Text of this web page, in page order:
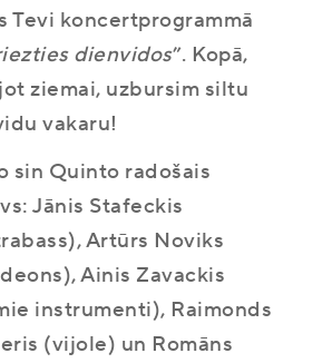
Tevi koncertprogrammā
dienvidos”. Kopā,
ziemai, uzbursim siltu
vakaru!
sin Quinto radošais
Jānis Stafeckis
Artūrs Noviks
Ainis Zavackis
instrumenti), Raimonds
(vijole) un Romāns